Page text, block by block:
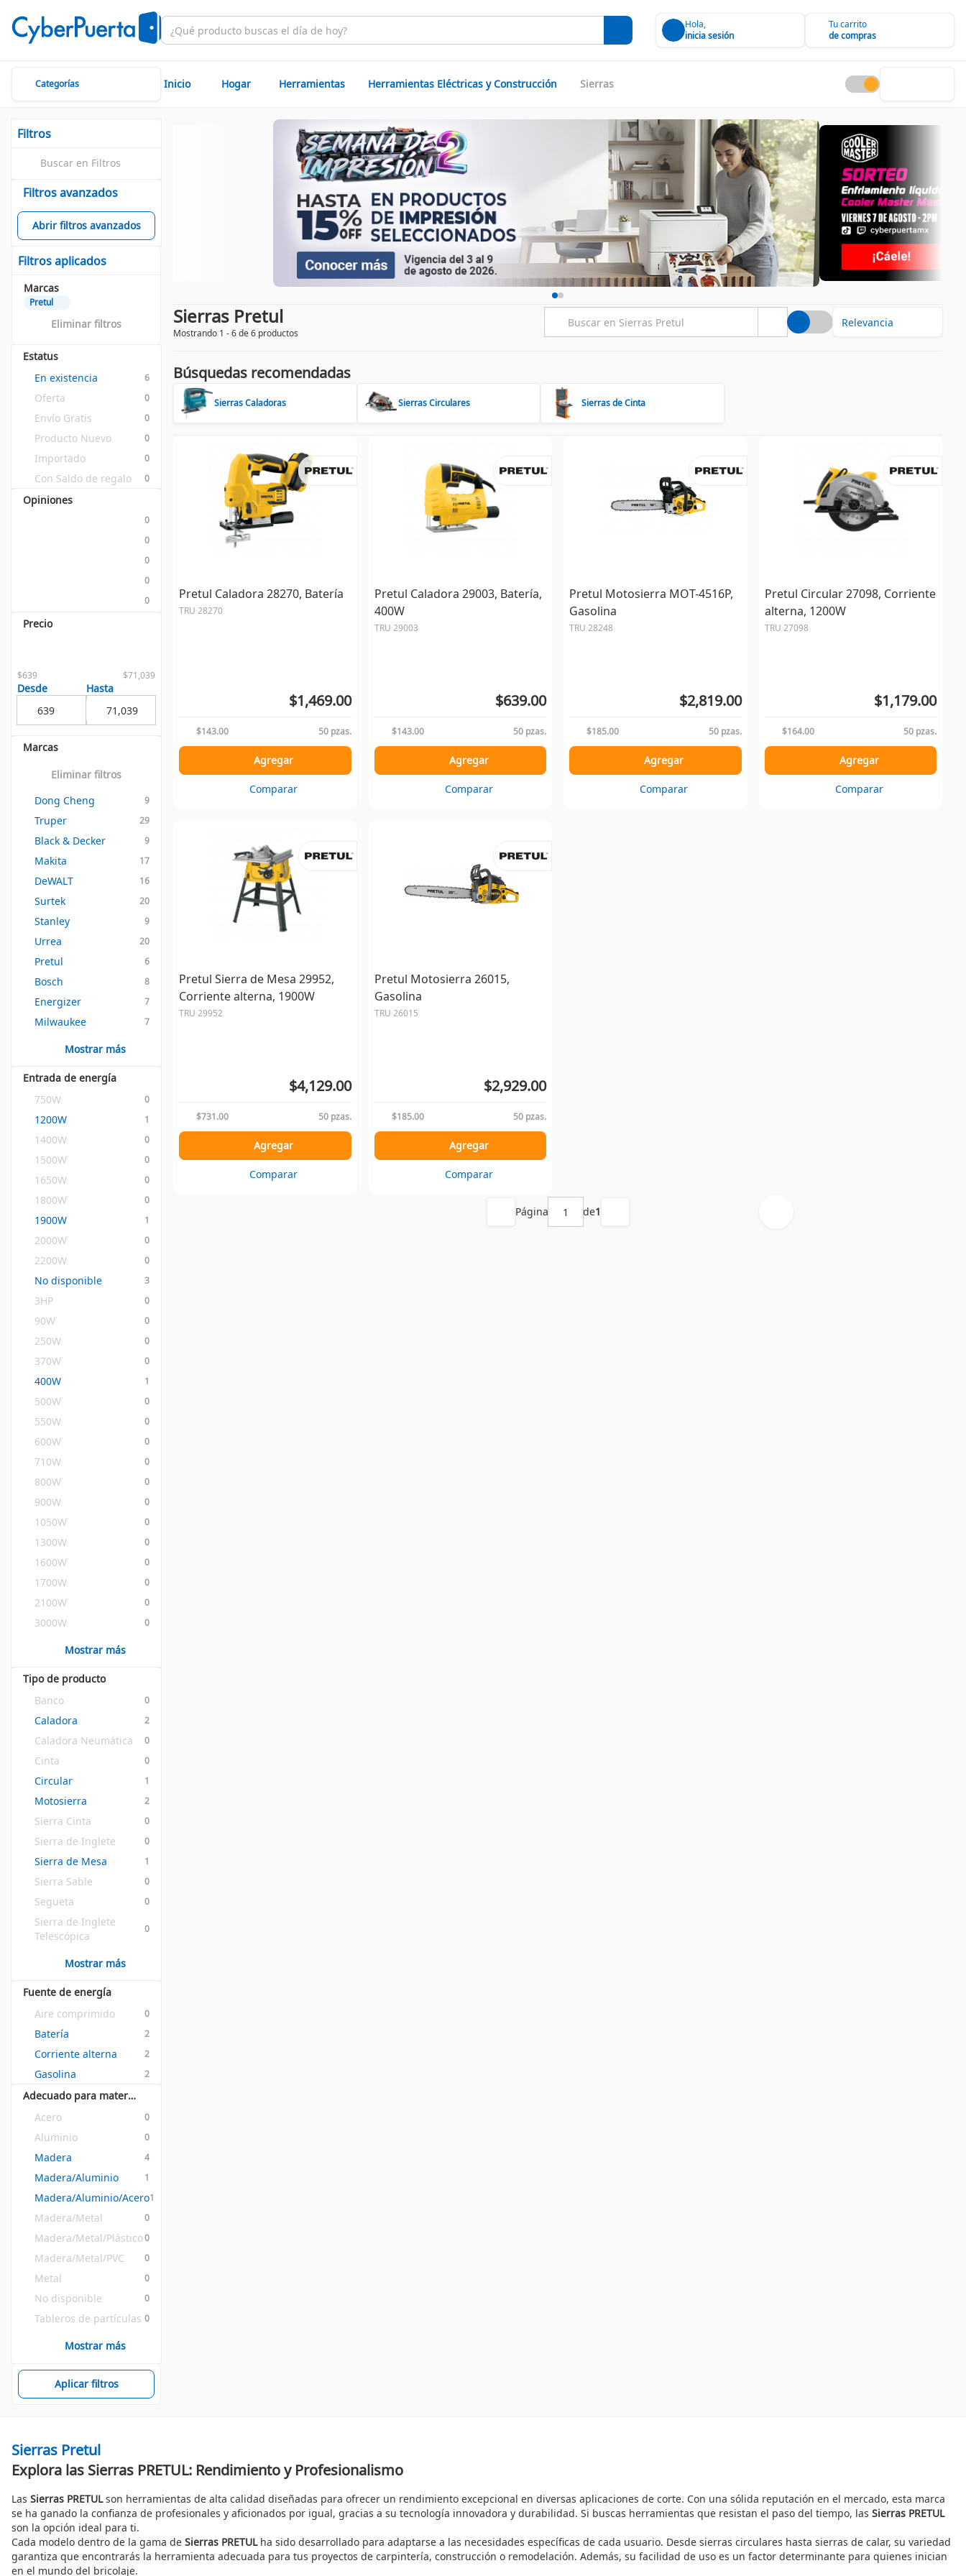
Hola,
inicia sesión
Tu carrito
de compras
Categorías Inicio Hogar Herramientas Herramientas Eléctricas y Construcción Sierras
Filtros
Filtros avanzados
Abrir filtros avanzados
Filtros aplicados
Marcas
Pretul
Eliminar filtros
Estatus
En existencia
6
Oferta 0
Envío Gratis 0
Producto Nuevo 0
Importado 0
Con Saldo de regalo 0
Opiniones
0
0
0
0
0
Precio
$639 $71,039
Desde Hasta
Marcas
Eliminar filtros
Dong Cheng
9
Truper 29
Black & Decker 9
Makita 17
DeWALT 16
Surtek 20
Stanley 9
Urrea 20
Pretul 6
Bosch 8
Energizer 7
Milwaukee 7
Mostrar más
Entrada de energía
750W
0
1200W 1
1400W 0
1500W 0
1650W 0
1800W 0
1900W 1
2000W 0
2200W 0
No disponible 3
3HP 0
90W 0
250W 0
370W 0
400W 1
500W 0
550W 0
600W 0
710W 0
800W 0
900W 0
1050W 0
1300W 0
1600W 0
1700W 0
2100W 0
3000W 0
Mostrar más
Tipo de producto
Banco
0
Caladora 2
Caladora Neumática 0
Cinta 0
Circular 1
Motosierra 2
Sierra Cinta 0
Sierra de Inglete 0
Sierra de Mesa 1
Sierra Sable 0
Segueta 0
Sierra de Inglete
Telescópica
0
Mostrar más
Fuente de energía
Aire comprimido
0
Batería 2
Corriente alterna 2
Gasolina 2
Adecuado para materiales
Acero
0
Aluminio 0
Madera 4
Madera/Aluminio 1
Madera/Aluminio/Acero1
Madera/Metal 0
Madera/Metal/Plástico0
Madera/Metal/PVC 0
Metal 0
No disponible 0
Tableros de partículas 0
Mostrar más
Aplicar filtros
Sierras Pretul
Mostrando 1 - 6 de 6 productos
Búsquedas recomendadas
Sierras Caladoras Sierras Circulares Sierras de Cinta
Pretul Caladora 28270, Batería
TRU 28270
$1,469.00
$143.00 50 pzas.
Agregar
Comparar
Pretul Caladora 29003, Batería,
400W
TRU 29003
$639.00
$143.00 50 pzas.
Agregar
Comparar
Pretul Motosierra MOT-4516P,
Gasolina
TRU 28248
$2,819.00
$185.00 50 pzas.
Agregar
Comparar
Pretul Circular 27098, Corriente
alterna, 1200W
TRU 27098
$1,179.00
$164.00 50 pzas.
Agregar
Comparar
Pretul Sierra de Mesa 29952,
Corriente alterna, 1900W
TRU 29952
$4,129.00
$731.00 50 pzas.
Agregar
Comparar
Pretul Motosierra 26015,
Gasolina
TRU 26015
$2,929.00
$185.00 50 pzas.
Agregar
Comparar
Página de1
Sierras Pretul
Explora las Sierras PRETUL: Rendimiento y Profesionalismo
Las Sierras PRETULson herramientas de alta calidad diseñadas para ofrecer un rendimiento excepcional en diversas aplicaciones de corte. Con una sólida reputación en el mercado, esta marca
se ha ganado la confianza de profesionales y aficionados por igual, gracias a su tecnología innovadora y durabilidad. Si buscas herramientas que resistan el paso del tiempo, las Sierras PRETUL
son la opción ideal para ti.
Cada modelo dentro de la gama de Sierras PRETULha sido desarrollado para adaptarse a las necesidades específicas de cada usuario. Desde sierras circulares hasta sierras de calar, su variedad
garantiza que encontrarás la herramienta adecuada para tus proyectos de carpintería, construcción o remodelación. Además, su facilidad de uso es un factor determinante para quienes inician
en el mundo del bricolaje.